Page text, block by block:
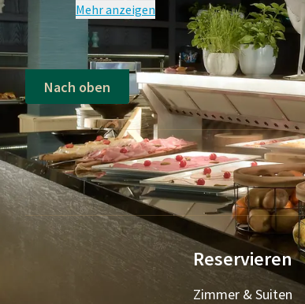
Mehr anzeigen
Nach oben
Reservieren
Zimmer & Suiten